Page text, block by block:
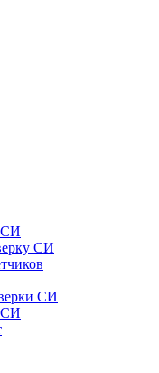
СИ
СИ
СИ
СИ